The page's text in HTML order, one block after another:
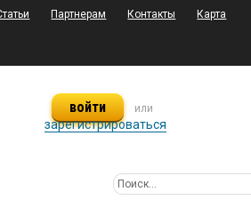
Партнерам Контакты
Карта
войти или
зарегистрироваться